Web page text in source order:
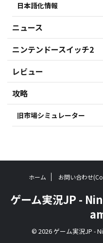
日本語化情報
ニュース
ニンテンドースイッチ2
レビュー
攻略
旧市場シミュレーター
ホーム お問い合わせ
ゲーム実況JP -
© 2026 ゲーム実況JP -